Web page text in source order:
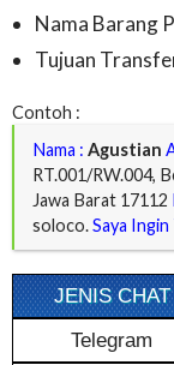
Nama Barang
Tujuan
Contoh :
Nama : Agustian
RT.001/RW.004,
Jawa Barat 17112
soloco.Saya
JENIS CHAT
Telegram